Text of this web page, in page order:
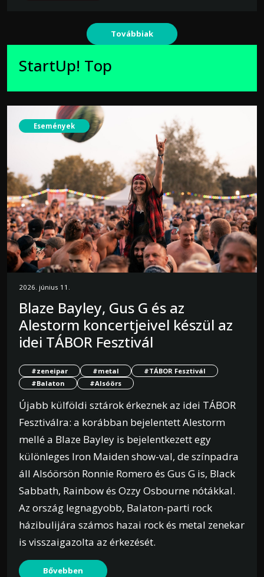
Továbbiak
StartUp! Top
Események
2026. június 11.
Blaze Bayley, Gus G és az
Alestorm koncertjeivel készül az
idei TÁBOR Fesztivál
#zeneipar #metal
#TÁBOR Fesztivál
#Balaton
#Alsóörs
Újabb külföldi sztárok érkeznek az idei TÁBOR
Fesztiválra: a korábban bejelentett Alestorm
mellé a Blaze Bayley is bejelentkezett egy
különleges Iron Maiden show-val, de színpadra
áll Alsóörsön Ronnie Romero és Gus G is, Black
Sabbath, Rainbow és Ozzy Osbourne nótákkal.
Az ország legnagyobb, Balaton-parti rock
házibulijára számos hazai rock és metal zenekar
is visszaigazolta az érkezését.
Bővebben